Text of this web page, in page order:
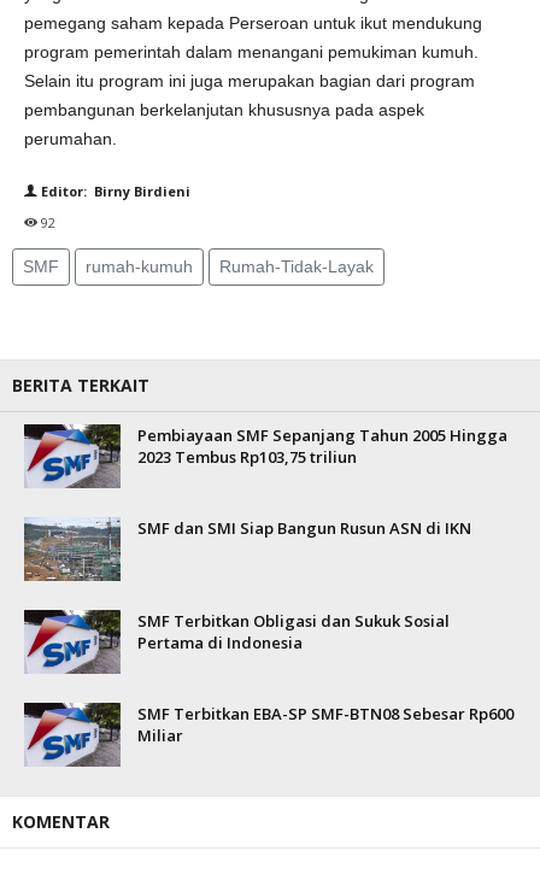
pemegang saham kepada Perseroan untuk ikut mendukung
program pemerintah dalam menangani pemukiman kumuh.
Selain itu program ini juga merupakan bagian dari program
pembangunan berkelanjutan khususnya pada aspek
perumahan.
Editor: Birny Birdieni
92
SMF rumah-kumuh Rumah-Tidak-Layak
BERITA TERKAIT
Pembiayaan SMF Sepanjang Tahun 2005 Hingga
2023 Tembus Rp103,75 triliun
SMF dan SMI Siap Bangun Rusun ASN di IKN
SMF Terbitkan Obligasi dan Sukuk Sosial
Pertama di Indonesia
SMF Terbitkan EBA-SP SMF-BTN08 Sebesar Rp600
Miliar
KOMENTAR